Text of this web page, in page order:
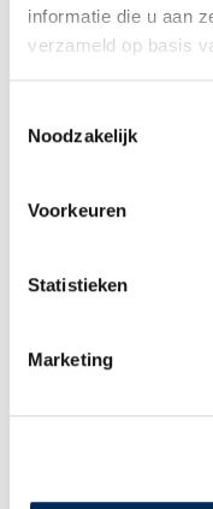
informatie die u aan
verzameld op basis
Noodzakelijk
Voorkeuren
Statistieken
Marketing
Wat houdt een
personeel aannemen
verhuist naar een ander
verplichtingen gelden
zijn mogelijk?
Deze studiedag draait
We zoomen in op de